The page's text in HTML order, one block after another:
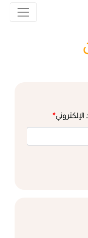
الإلكتروني*